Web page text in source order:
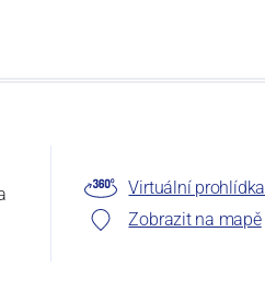
Virtuální prohlídka
Zobrazit na mapě